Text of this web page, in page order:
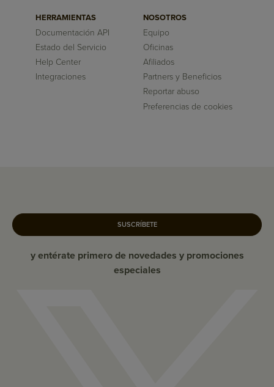
HERRAMIENTAS
Documentación API
Estado del Servicio
Help Center
Integraciones
NOSOTROS
Equipo
Oficinas
Afiliados
Partners y Beneficios
Reportar abuso
Preferencias de cookies
SUSCRÍBETE
y entérate primero de novedades y promociones
especiales